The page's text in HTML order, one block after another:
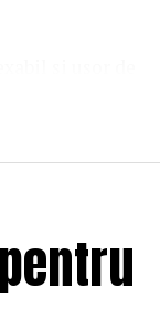
subtile decât
metadate și
relevant pentru